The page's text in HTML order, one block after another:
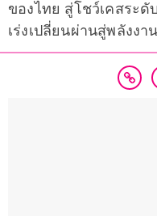
ของไทย สู่โชว์เคสระดั
เร่งเปลี่ยนผ่านสู่พลังงา